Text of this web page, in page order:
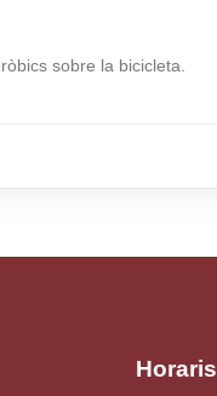
sobre la bicicleta.
Horaris